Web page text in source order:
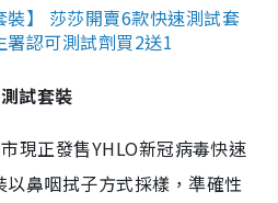
】 莎莎開賣6款快速測試套
認可測試劑買2送1
試套裝
現正發售YHLO新冠病毒快速
鼻咽拭子方式採樣，準確性